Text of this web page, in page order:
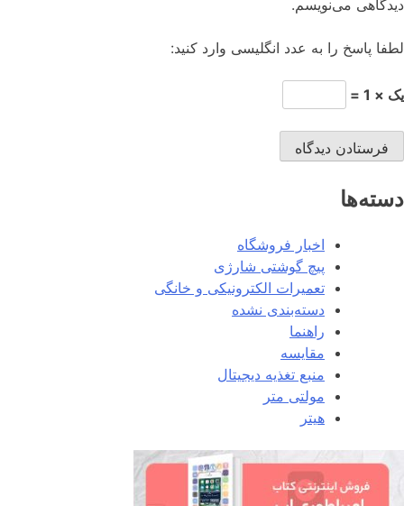
دیدگاهی می‌نویسم.
لطفا پاسخ را به عدد انگلیسی وارد کنید:
یک × 1 =
دسته‌ها
اخبار فروشگاه
پیچ گوشتی شارژی
تعمیرات الکترونیکی و خانگی
دسته‌بندی نشده
راهنما
مقایسه
منبع تغذیه دیجیتال
مولتی متر
هیتر